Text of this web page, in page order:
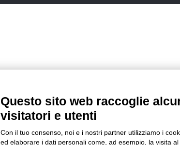
Questo sito web raccoglie
visitatori e utenti
Con il tuo consenso, noi e i nostri partner utilizziamo i
ed elaborare i dati personali come, ad esempio, la visita